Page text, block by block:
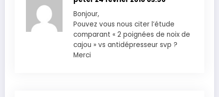
Bonjour,
Pouvez vous nous citer l’étude
comparant « 2 poignées de noix de
cajou » vs antidépresseur svp ?
Merci